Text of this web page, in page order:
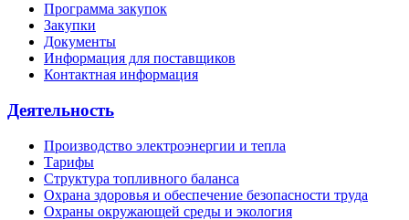
Программа закупок
Закупки
Документы
Информация для поставщиков
Контактная информация
Деятельность
Производство электроэнергии и тепла
Тарифы
Структура топливного баланса
Охрана здоровья и обеспечение безопасности труда
Охраны окружающей среды и экология